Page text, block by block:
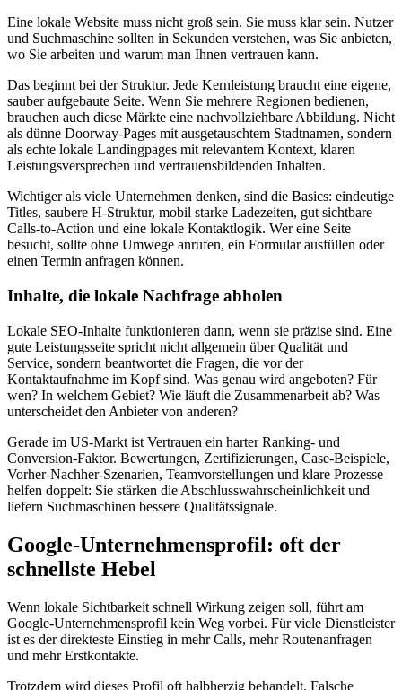
Eine lokale Website muss nicht groß sein. Sie muss klar sein. Nutzer
und Suchmaschine sollten in Sekunden verstehen, was Sie anbieten,
wo Sie arbeiten und warum man Ihnen vertrauen kann.
Das beginnt bei der Struktur. Jede Kernleistung braucht eine eigene,
sauber aufgebaute Seite. Wenn Sie mehrere Regionen bedienen,
brauchen auch diese Märkte eine nachvollziehbare Abbildung. Nicht
als dünne Doorway-Pages mit ausgetauschtem Stadtnamen, sondern
als echte lokale Landingpages mit relevantem Kontext, klaren
Leistungsversprechen und vertrauensbildenden Inhalten.
Wichtiger als viele Unternehmen denken, sind die Basics: eindeutige
Titles, saubere H-Struktur, mobil starke Ladezeiten, gut sichtbare
Calls-to-Action und eine lokale Kontaktlogik. Wer eine Seite
besucht, sollte ohne Umwege anrufen, ein Formular ausfüllen oder
einen Termin anfragen können.
Inhalte, die lokale Nachfrage abholen
Lokale SEO-Inhalte funktionieren dann, wenn sie präzise sind. Eine
gute Leistungsseite spricht nicht allgemein über Qualität und
Service, sondern beantwortet die Fragen, die vor der
Kontaktaufnahme im Kopf sind. Was genau wird angeboten? Für
wen? In welchem Gebiet? Wie läuft die Zusammenarbeit ab? Was
unterscheidet den Anbieter von anderen?
Gerade im US-Markt ist Vertrauen ein harter Ranking- und
Conversion-Faktor. Bewertungen, Zertifizierungen, Case-Beispiele,
Vorher-Nachher-Szenarien, Teamvorstellungen und klare Prozesse
helfen doppelt: Sie stärken die Abschlusswahrscheinlichkeit und
liefern Suchmaschinen bessere Qualitätssignale.
Google-Unternehmensprofil: oft der
schnellste Hebel
Wenn lokale Sichtbarkeit schnell Wirkung zeigen soll, führt am
Google-Unternehmensprofil kein Weg vorbei. Für viele Dienstleister
ist es der direkteste Einstieg in mehr Calls, mehr Routenanfragen
und mehr Erstkontakte.
Trotzdem wird dieses Profil oft halbherzig behandelt. Falsche